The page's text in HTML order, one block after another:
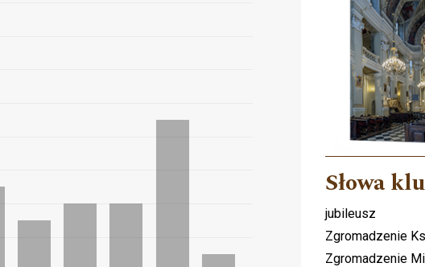
Słowa
jubileusz
Zgromadzenie
Zgromadzenie